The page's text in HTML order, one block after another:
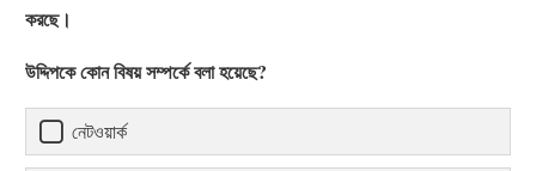
করছে।
উদ্দিপকে কোন বিষয় সম্পর্কে বলা হয়েছে?
নেটওয়ার্ক